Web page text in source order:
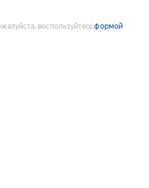
воспользуйтесьформой